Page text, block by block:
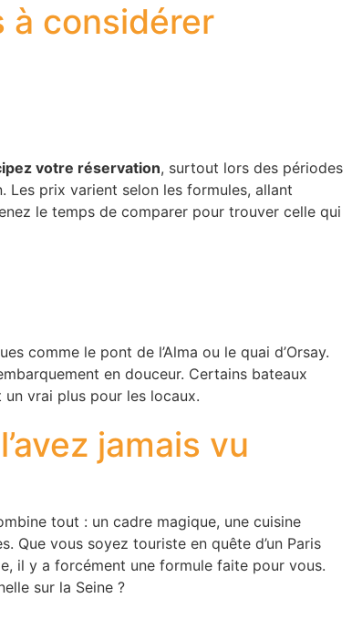
à considérer
votre réservation, surtout lors des périodes
prix varient selon les formules, allant
le temps de comparer pour trouver celle qui
comme le pont de l’Alma ou le quai d’Orsay.
en douceur. Certains bateaux
vrai plus pour les locaux.
jamais vu
tout : un cadre magique, une cuisine
Que vous soyez touriste en quête d’un Paris
il y a forcément une formule faite pour vous.
sur la Seine ?